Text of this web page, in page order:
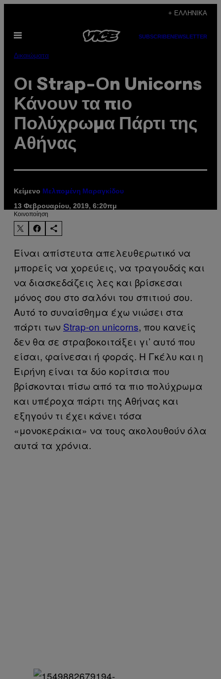
περιεχόμενο
+ ΕΛΛΗΝΙΚΆ
Ανοίξτε
SUBSCRIBENEWSLETTER
Δικαιώματα
Οι Strap-Οn Unicorns
Κάνουν τα πιο
Πολύχρωμα Πάρτι της
Αθήνας
Κείμενο Μελπομένη Μαραγκίδου
13 Φεβρουαρίου, 2019, 6:20πμ
Kοινοποίηση
Είναι απίστευτα απελευθερωτικό να
μπορείς να χορεύεις, να τραγουδάς και
να διασκεδάζεις λες και βρίσκεσαι
μόνος σου στο σαλόνι του σπιτιού σου.
Αυτό το συναίσθημα έχω νιώσει στα
πάρτι των Strap-on unicorns, που κανείς
δεν θα σε στραβοκοιτάξει γι’ αυτό που
είσαι, φαίνεσαι ή φοράς. Η Γκέλυ και η
Ειρήνη είναι τα δύο κορίτσια που
βρίσκονται πίσω από τα πιο πολύχρωμα
και υπέροχα πάρτι της Αθήνας και
εξηγούν τι έχει κάνει τόσα
«μονοκεράκια» να τους ακολουθούν όλα
αυτά τα χρόνια.